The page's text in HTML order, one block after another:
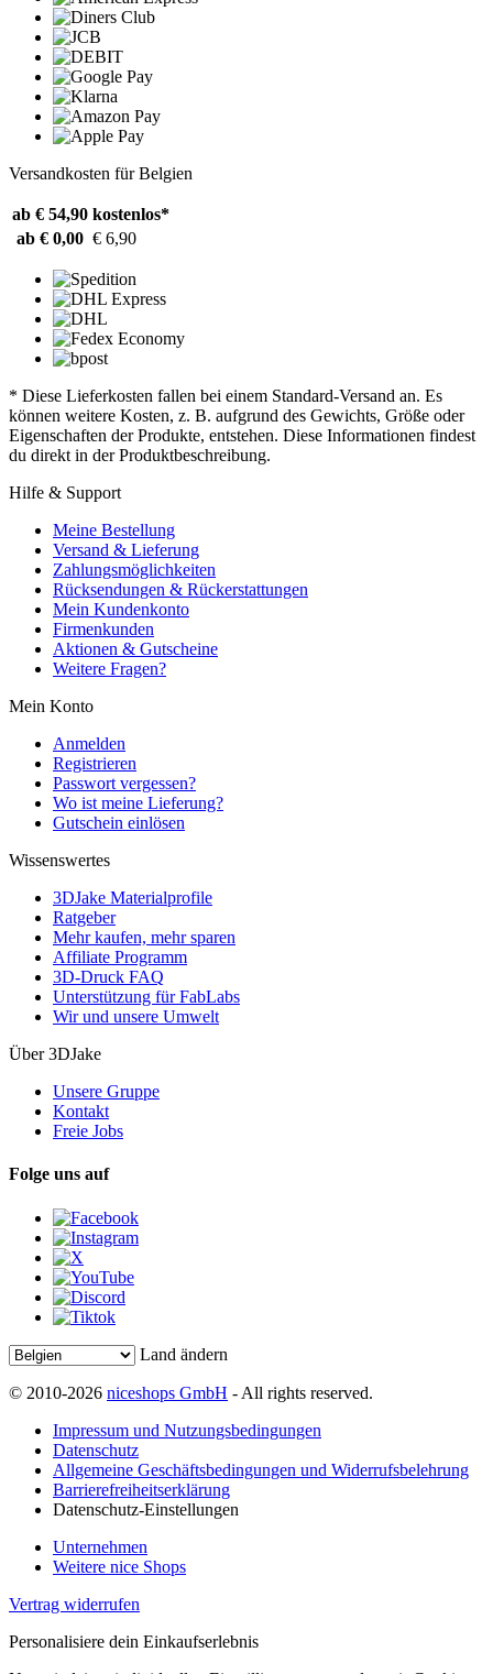
Versandkosten für Belgien
ab € 54,90 kostenlos*
ab € 0,00 € 6,90
* Diese Lieferkosten fallen bei einem Standard-Versand an. Es
können weitere Kosten, z. B. aufgrund des Gewichts, Größe oder
Eigenschaften der Produkte, entstehen. Diese Informationen findest
du direkt in der Produktbeschreibung.
Hilfe & Support
Meine Bestellung
Versand & Lieferung
Zahlungsmöglichkeiten
Rücksendungen & Rückerstattungen
Mein Kundenkonto
Firmenkunden
Aktionen & Gutscheine
Weitere Fragen?
Mein Konto
Anmelden
Registrieren
Passwort vergessen?
Wo ist meine Lieferung?
Gutschein einlösen
Wissenswertes
3DJake Materialprofile
Ratgeber
Mehr kaufen, mehr sparen
Affiliate Programm
3D-Druck FAQ
Unterstützung für FabLabs
Wir und unsere Umwelt
Über 3DJake
Unsere Gruppe
Kontakt
Freie Jobs
Folge uns auf
Land ändern
© 2010-2026 niceshops GmbH - All rights reserved.
Impressum und Nutzungsbedingungen
Datenschutz
Allgemeine Geschäftsbedingungen und Widerrufsbelehrung
Barrierefreiheitserklärung
Datenschutz-Einstellungen
Unternehmen
Weitere nice Shops
Vertrag widerrufen
Personalisiere dein Einkaufserlebnis